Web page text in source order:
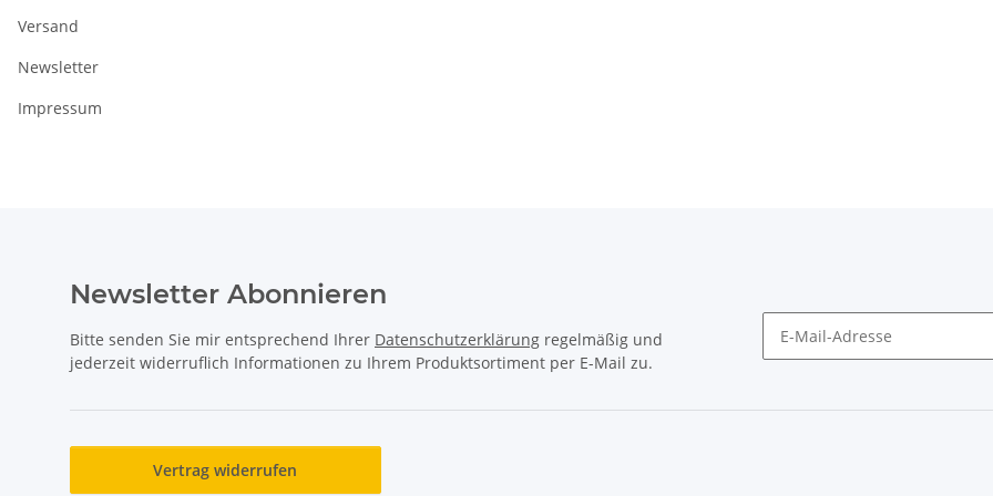
Versand
Newsletter
Impressum
Newsletter Abonnieren
Bitte senden Sie mir entsprechend Ihrer Datenschutzerklärung regelmäßig und
jederzeit widerruflich Informationen zu Ihrem Produktsortiment per E-Mail zu.
Vertrag widerrufen